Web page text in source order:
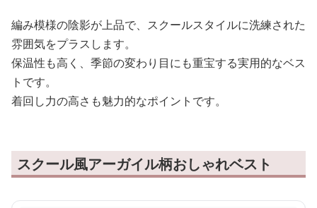
編み模様の陰影が上品で、スクールスタイルに洗練された
雰囲気をプラスします。
保温性も高く、季節の変わり目にも重宝する実用的なベス
トです。
着回し力の高さも魅力的なポイントです。
スクール風アーガイル柄おしゃれベスト